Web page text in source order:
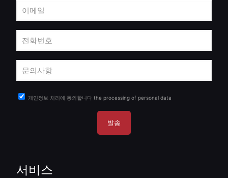
개인정보 처리에 동의합니다 the processing of personal data
서비스